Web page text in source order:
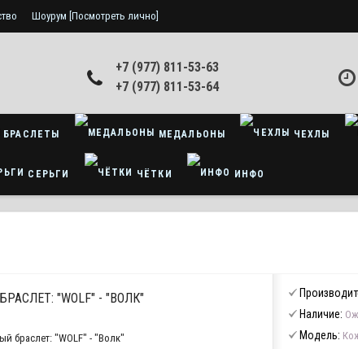
Шоурум [Посмотреть лично]
+7 (977) 811-53-63
+7 (977) 811-53-64
БРАСЛЕТЫ МЕДАЛЬОНЫ ЧЕХЛЫ
СЕРЬГИ ЧЁТКИ ИНФО
"WOLF" - "ВОЛК"
Наличие:
Модель: